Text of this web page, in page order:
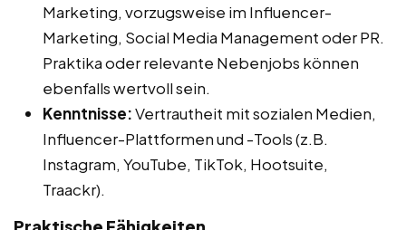
Marketing, vorzugsweise im Influencer-
Marketing, Social Media Management oder PR.
Praktika oder relevante Nebenjobs können
ebenfalls wertvoll sein.
Kenntnisse:Vertrautheit mit sozialen Medien,
Influencer-Plattformen und -Tools (z.B.
Instagram, YouTube, TikTok, Hootsuite,
Traackr).